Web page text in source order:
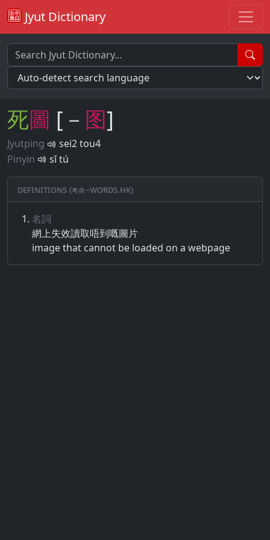
Jyut Dictionary
死圖 [－ 图]
Jyutping
sei2 tou4
Pinyin
sǐ tú
Definitions (粵典–words.hk)
名詞
網上​失效​讀取​唔​到​嘅​圖​片
image that cannot be loaded on a webpage